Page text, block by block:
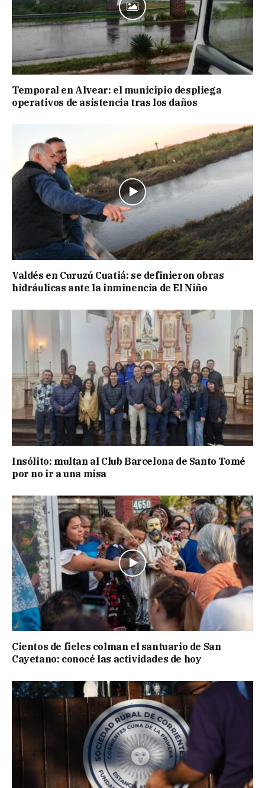
Temporal en Alvear: el municipio despliega
operativos de asistencia tras los daños
Valdés en Curuzú Cuatiá: se definieron obras
hidráulicas ante la inminencia de El Niño
Insólito: multan al Club Barcelona de Santo Tomé
por no ir a una misa
Cientos de fieles colman el santuario de San
Cayetano: conocé las actividades de hoy